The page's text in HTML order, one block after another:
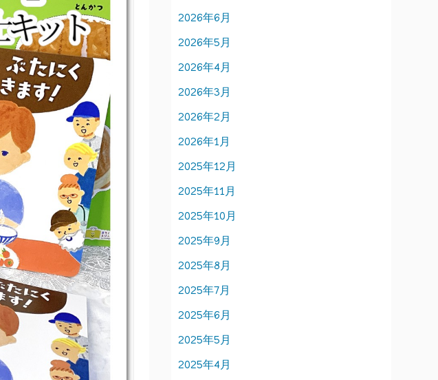
2026年6月
2026年5月
2026年4月
2026年3月
2026年2月
2026年1月
2025年12月
2025年11月
2025年10月
2025年9月
2025年8月
2025年7月
2025年6月
2025年5月
2025年4月